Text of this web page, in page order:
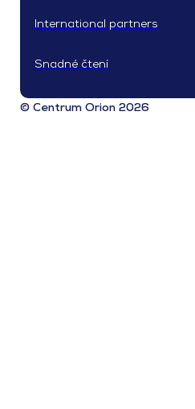
International partners
Snadné čtení
© Centrum Orion 2026